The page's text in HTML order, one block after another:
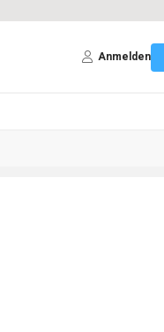
Anmelden